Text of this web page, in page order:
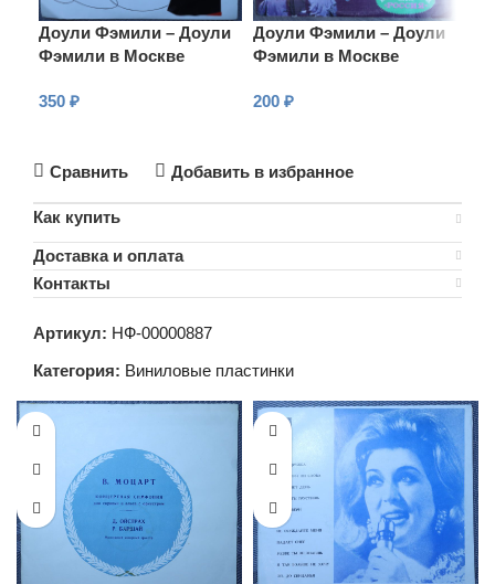
Доули Фэмили – Доули
Фэмили в Москве
350 ₽
Доули Фэмили – Доули
Фэмили в Москве
200 ₽
Сравнить Добавить в избранное
Как купить
Доставка и оплата
Контакты
Артикул: НФ-00000887
Категория: Виниловые пластинки